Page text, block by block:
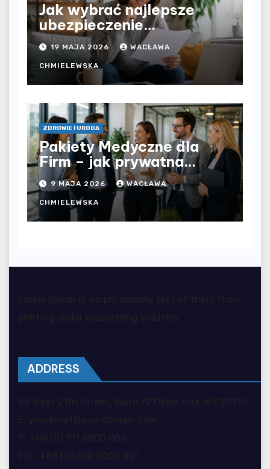
Jak wybrać najlepsze
ubezpieczenie
komunikacyjne i uniknąć
kosztownych błędów?
19 MAJA 2026 WACŁAWA
CHMIELEWSKA
ZDROWIE I URODA
Pakiety Medyczne dla
Firm – jak prywatna
opieka zdrowotna
wpływa na jakość
współpracy w
organizacji?
9 MAJA 2026 WACŁAWA
CHMIELEWSKA
ADDRESS